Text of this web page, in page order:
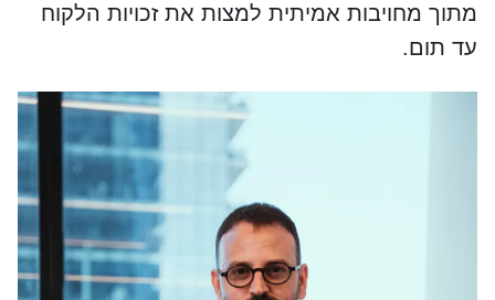
מתוך מחויבות אמיתית למצות את זכויות הלקוח
עד תום.